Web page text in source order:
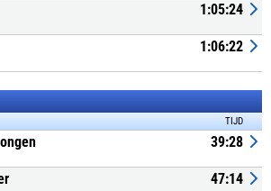
1:05:24
1:06:22
TIJD
39:28
47:14